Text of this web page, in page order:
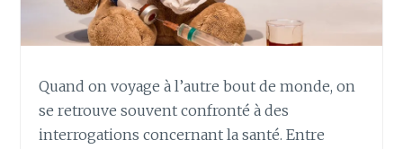
Quand on voyage à l’autre bout de monde, on
se retrouve souvent confronté à des
interrogations concernant la santé. Entre